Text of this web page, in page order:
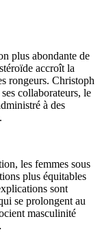
plus abondante de
accroît la
rongeurs. Christoph
collaborateurs, le
à des
les femmes sous
plus équitables
sont
se prolongent au
masculinité